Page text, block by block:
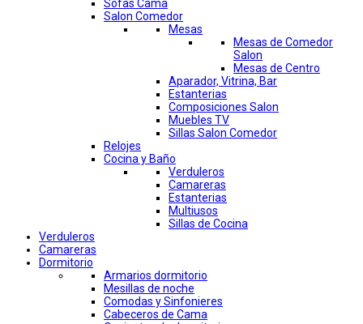
Sofas Cama
Salon Comedor
Mesas
Mesas de Comedor
Salon
Mesas de Centro
Aparador, Vitrina, Bar
Estanterias
Composiciones Salon
Muebles TV
Sillas Salon Comedor
Relojes
Cocina y Baño
Verduleros
Camareras
Estanterias
Multiusos
Sillas de Cocina
Verduleros
Camareras
Dormitorio
Armarios dormitorio
Mesillas de noche
Comodas y Sinfonieres
Cabeceros de Cama